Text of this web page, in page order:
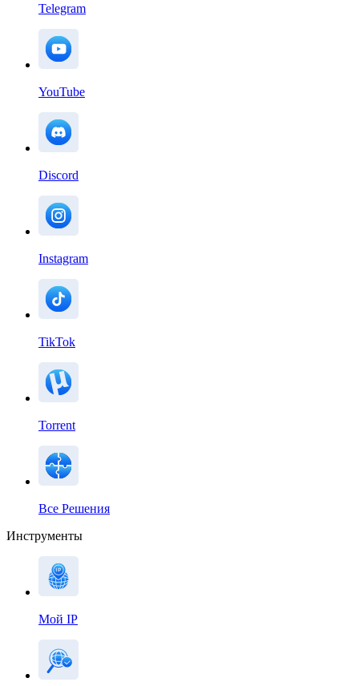
Telegram
YouTube
Discord
Instagram
TikTok
Torrent
Все Решения
Инструменты
Мой IP